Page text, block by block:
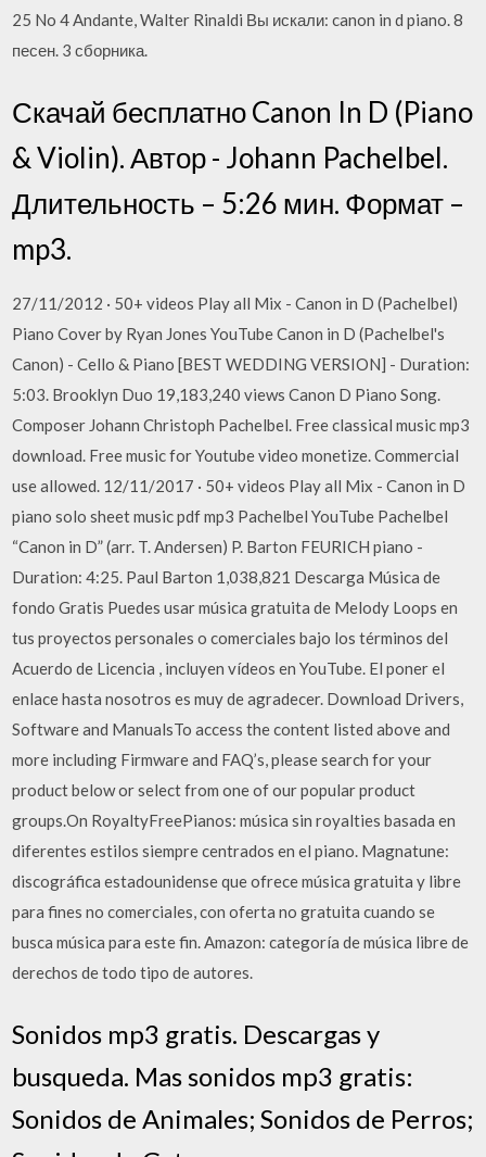
25 No 4 Andante, Walter Rinaldi Вы искали: canon in d piano. 8
песен. 3 сборника.
Скачай бесплатно Canon In D (Piano
& Violin). Автор - Johann Pachelbel.
Длительность – 5:26 мин. Формат –
mp3.
27/11/2012 · 50+ videos Play all Mix - Canon in D (Pachelbel)
Piano Cover by Ryan Jones YouTube Canon in D (Pachelbel's
Canon) - Cello & Piano [BEST WEDDING VERSION] - Duration:
5:03. Brooklyn Duo 19,183,240 views Canon D Piano Song.
Composer Johann Christoph Pachelbel. Free classical music mp3
download. Free music for Youtube video monetize. Commercial
use allowed. 12/11/2017 · 50+ videos Play all Mix - Canon in D
piano solo sheet music pdf mp3 Pachelbel YouTube Pachelbel
“Canon in D” (arr. T. Andersen) P. Barton FEURICH piano -
Duration: 4:25. Paul Barton 1,038,821 Descarga Música de
fondo Gratis Puedes usar música gratuita de Melody Loops en
tus proyectos personales o comerciales bajo los términos del
Acuerdo de Licencia , incluyen vídeos en YouTube. El poner el
enlace hasta nosotros es muy de agradecer. Download Drivers,
Software and ManualsTo access the content listed above and
more including Firmware and FAQ’s, please search for your
product below or select from one of our popular product
groups.On RoyaltyFreePianos: música sin royalties basada en
diferentes estilos siempre centrados en el piano. Magnatune:
discográfica estadounidense que ofrece música gratuita y libre
para fines no comerciales, con oferta no gratuita cuando se
busca música para este fin. Amazon: categoría de música libre de
derechos de todo tipo de autores.
Sonidos mp3 gratis. Descargas y
busqueda. Mas sonidos mp3 gratis:
Sonidos de Animales; Sonidos de Perros;